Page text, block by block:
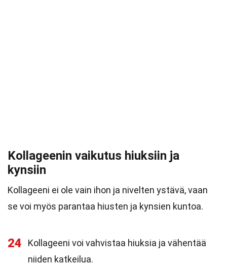
Kollageenin vaikutus hiuksiin ja
kynsiin
Kollageeni ei ole vain ihon ja nivelten ystävä, vaan
se voi myös parantaa hiusten ja kynsien kuntoa.
24
Kollageeni voi vahvistaa hiuksia ja vähentää
niiden katkeilua.